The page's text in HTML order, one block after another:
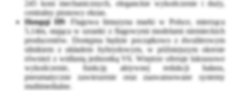
245 koni mechanicznych, eleganckie wykończenie i duży,
centralny pionowy ekran.
Hongqi H9: Flagowa limuzyna marki w Polsce, mierząca
5,14m, stająca w szranki z flagowymi modelami niemieckich
producentów. Dostępna będzie początkowo z dwulitrowym
silnikiem z układem hybrydowym, w późniejszym okresie
również z widlastą jednostką V6. Wnętrze oferuje luksusowe
wykończenie, funkcję aktywnej redukcji hałasu,
pneumatyczne zawieszenie oraz zaawansowane systemy
multimedialne.